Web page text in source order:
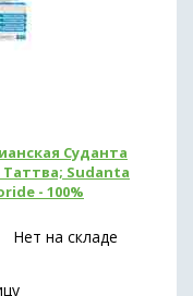
Суданта
Sudanta
- 100%
Нет на складе